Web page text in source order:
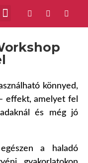
könnyed,
effekt, amelyet fel
és még jó
a haladó